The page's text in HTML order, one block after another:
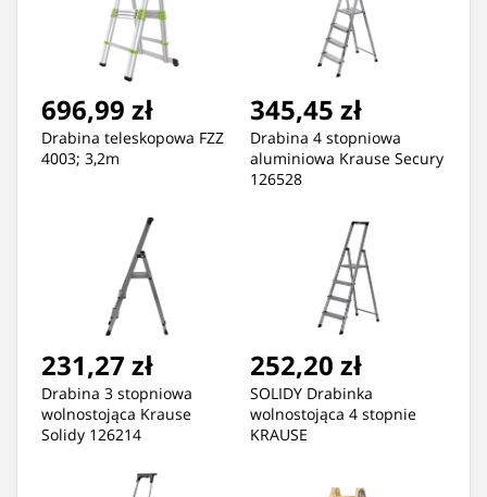
696,99 zł
Drabina teleskopowa FZZ
4003; 3,2m
345,45 zł
Drabina 4 stopniowa
aluminiowa Krause Secury
126528
231,27 zł
Drabina 3 stopniowa
wolnostojąca Krause
Solidy 126214
252,20 zł
SOLIDY Drabinka
wolnostojąca 4 stopnie
KRAUSE